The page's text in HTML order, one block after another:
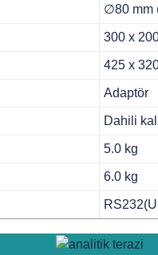
∅80 mm
300 x
425 x
Adaptör
Dahili
5.0 kg
6.0 kg